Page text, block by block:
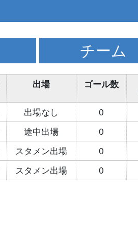
チーム
出場 ゴール数
出場なし 0
途中出場 0
スタメン出場 0
スタメン出場 0